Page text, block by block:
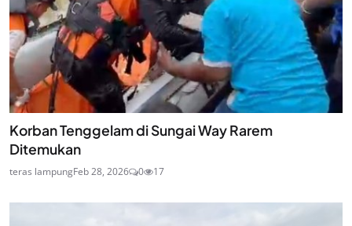
Korban Tenggelam di Sungai Way Rarem
Ditemukan
teras lampungFeb 28, 2026 0 17